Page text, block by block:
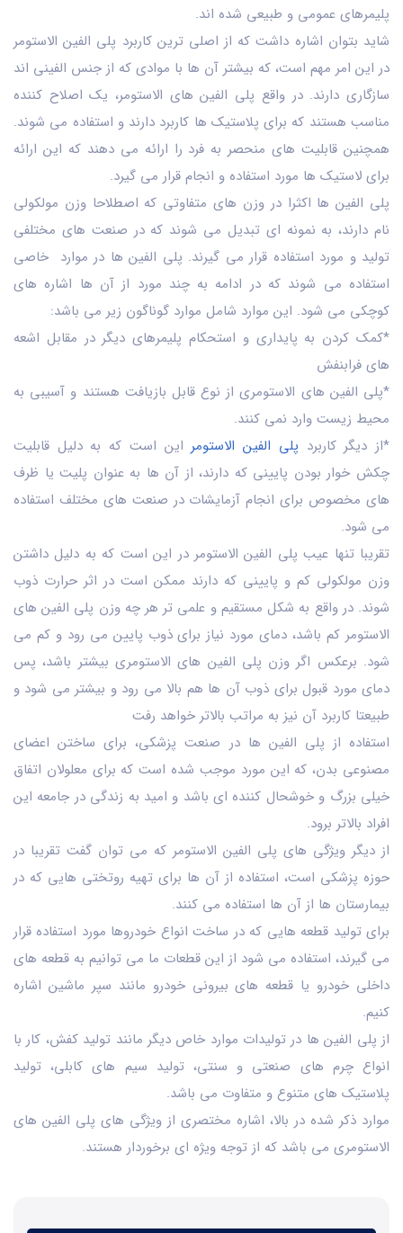
پلیمرهای عمومی و طبیعی شده اند.
شاید بتوان اشاره داشت که از اصلی ترین کاربرد پلی الفین الاستومر
در این امر مهم است، که بیشتر آن ها با موادی که از جنس الفینی اند
سازگاری دارند. در واقع پلی الفین های الاستومر، یک اصلاح کننده
مناسب هستند که برای پلاستیک ها کاربرد دارند و استفاده می شوند.
همچنین قابلیت های منحصر به فرد را ارائه می دهند که این ارائه
برای لاستیک ها مورد استفاده و انجام قرار می گیرد.
پلی الفین ها اکثرا در وزن های متفاوتی که اصطلاحا وزن مولکولی
نام دارند، به نمونه ای تبدیل می شوند که در صنعت های مختلفی
تولید و مورد استفاده قرار می گیرند. پلی الفین ها در موارد خاصی
استفاده می شوند که در ادامه به چند مورد از آن ها اشاره های
کوچکی می شود. این موارد شامل موارد گوناگون زیر می باشد:
*کمک کردن به پایداری و استحکام پلیمرهای دیگر در مقابل اشعه
های فرابنفش
*پلی الفین های الاستومری از نوع قابل بازیافت هستند و آسیبی به
محیط زیست وارد نمی کنند.
*از دیگر کاربرد پلی الفین الاستومراین است که به دلیل قابلیت
چکش خوار بودن پایینی که دارند، از آن ها به عنوان پلیت یا ظرف
های مخصوص برای انجام آزمایشات در صنعت های مختلف استفاده
می شود.
تقریبا تنها عیب پلی الفین الاستومر در این است که به دلیل داشتن
وزن مولکولی کم و پایینی که دارند ممکن است در اثر حرارت ذوب
شوند. در واقع به شکل مستقیم و علمی تر هر چه وزن پلی الفین های
الاستومر کم باشد، دمای مورد نیاز برای ذوب پایین می رود و کم می
شود. برعکس اگر وزن پلی الفین های الاستومری بیشتر باشد، پس
دمای مورد قبول برای ذوب آن ها هم بالا می رود و بیشتر می شود و
طبیعتا کاربرد آن نیز به مراتب بالاتر خواهد رفت
استفاده از پلی الفین ها در صنعت پزشکی، برای ساختن اعضای
مصنوعی بدن، که این مورد موجب شده است که برای معلولان اتفاق
خیلی بزرگ و خوشحال کننده ای باشد و امید به زندگی در جامعه این
افراد بالاتر برود.
از دیگر ویژگی های پلی الفین الاستومر که می توان گفت تقریبا در
حوزه پزشکی است، استفاده از آن ها برای تهیه روتختی هایی که در
بیمارستان ها از آن ها استفاده می کنند.
برای تولید قطعه هایی که در ساخت انواع خودروها مورد استفاده قرار
می گیرند، استفاده می شود از این قطعات ما می توانیم به قطعه های
داخلی خودرو یا قطعه های بیرونی خودرو مانند سپر ماشین اشاره
کنیم.
از پلی الفین ها در تولیدات موارد خاص دیگر مانند تولید کفش، کار با
انواع چرم های صنعتی و سنتی، تولید سیم های کابلی، تولید
پلاستیک های متنوع و متفاوت می باشد.
موارد ذکر شده در بالا، اشاره مختصری از ویژگی های پلی الفین های
الاستومری می باشد که از توجه ویژه ای برخوردار هستند.